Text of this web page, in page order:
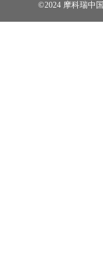
©2024 摩科瑞中国